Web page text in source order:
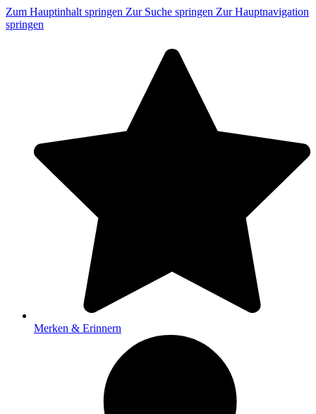
Zum Hauptinhalt springen Zur Suche springen Zur Hauptnavigation
springen
Merken & Erinnern